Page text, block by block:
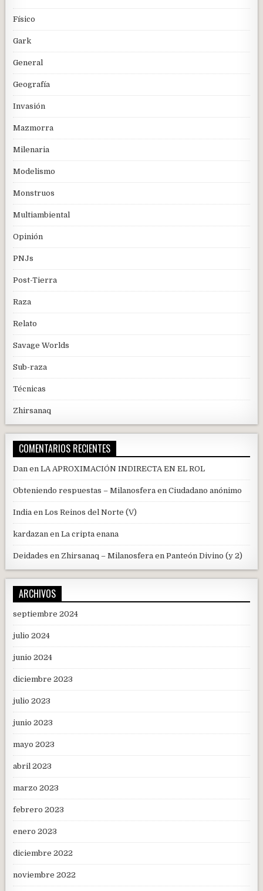
Físico
Gark
General
Geografía
Invasión
Mazmorra
Milenaria
Modelismo
Monstruos
Multiambiental
Opinión
PNJs
Post-Tierra
Raza
Relato
Savage Worlds
Sub-raza
Técnicas
Zhirsanaq
COMENTARIOS RECIENTES
Dan enLA APROXIMACIÓN INDIRECTA EN EL ROL
Obteniendo respuestas – Milanosfera enCiudadano anónimo
India enLos Reinos del Norte (V)
kardazan enLa cripta enana
Deidades en Zhirsanaq – Milanosfera enPanteón Divino (y 2)
ARCHIVOS
septiembre 2024
julio 2024
junio 2024
diciembre 2023
julio 2023
junio 2023
mayo 2023
abril 2023
marzo 2023
febrero 2023
enero 2023
diciembre 2022
noviembre 2022